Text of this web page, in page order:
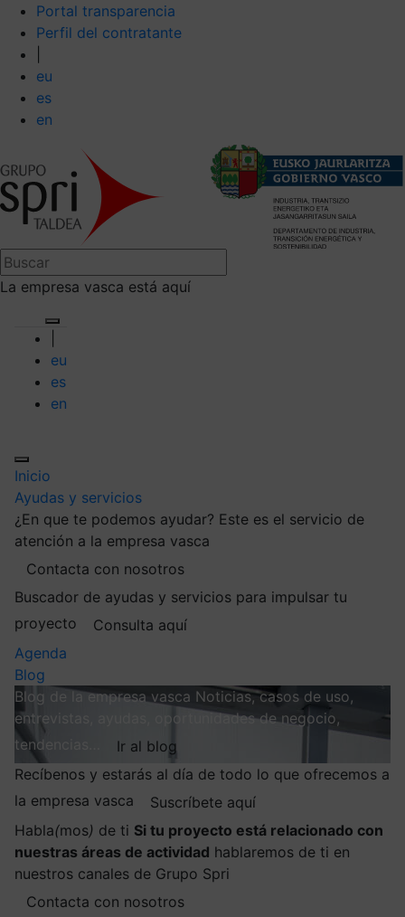
Portal transparencia
Perfil del contratante
eu
es
en
La empresa vasca está aquí
eu
es
en
Inicio
Ayudas y servicios
¿En que te podemos ayudar? Este es el servicio de
atención a la empresa vasca
Contacta con nosotros
Buscador de ayudas y servicios para impulsar tu
proyecto
Consulta aquí
Agenda
Blog
Blog de la empresa vasca Noticias, casos de uso,
entrevistas, ayudas, oportunidades de negocio,
tendencias…
Ir al blog
Recíbenos y estarás al día de todo lo que ofrecemos a
la empresa vasca
Suscríbete aquí
Habla(mos) de ti Si tu proyecto está relacionado con
nuestras áreas de actividad hablaremos de ti en
nuestros canales de Grupo Spri
Contacta con nosotros